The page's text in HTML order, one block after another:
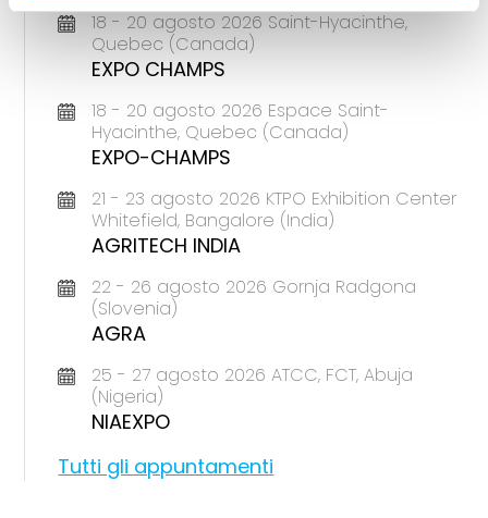
18 - 20 agosto 2026 Saint-Hyacinthe,
Quebec (Canada)
EXPO CHAMPS
18 - 20 agosto 2026 Espace Saint-
Hyacinthe, Quebec (Canada)
EXPO-CHAMPS
21 - 23 agosto 2026 KTPO Exhibition Center
Whitefield, Bangalore (India)
AGRITECH INDIA
22 - 26 agosto 2026 Gornja Radgona
(Slovenia)
AGRA
25 - 27 agosto 2026 ATCC, FCT, Abuja
(Nigeria)
NIAEXPO
Tutti gli appuntamenti